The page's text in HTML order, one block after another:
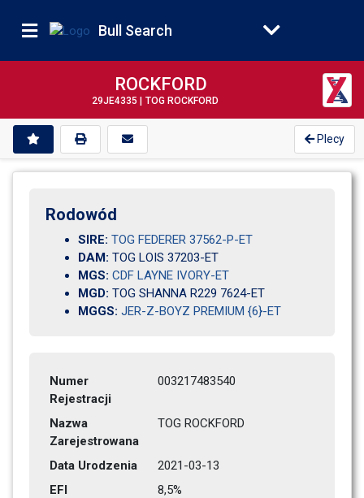
Bull Search
ROCKFORD
29JE4335 | TOG ROCKFORD
Plecy
Rodowód
SIRE: TOG FEDERER 37562-P-ET
DAM:
MGS: CDF LAYNE IVORY-ET
MGD: TOG SHANNA R229 7624-ET
MGGS: JER-Z-BOYZ PREMIUM {6}-ET
Numer
Rejestracji
003217483540
Nazwa
Zarejestrowana
TOG ROCKFORD
Data Urodzenia
2021-03-13
EFI
8,5%